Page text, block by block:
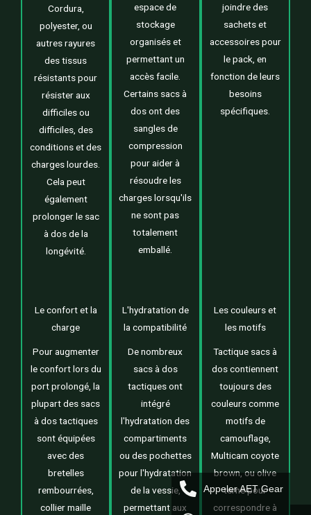
Cordura,
polyester, ou
autres rayures
des tissus
résistants pour
résister aux
difficiles ou
difficiles, des
conditions et des
charges lourdes.
Cela peut
également
prolonger le sac
à dos de la
longévité.
espace de
stockage
organisés et
permettant un
accès facile.
Certains sacs à
dos ont des
sangles de
compression
pour aider à
résoudre les
charges lorsqu'ils
ne sont pas
totalement
emballé.
joindre des
sachets et
accessoires pour
le pack, en
fonction de leurs
besoins
spécifiques.
Le confort et la
charge
Pour augmenter
le confort lors du
port prolongé, la
plupart des sacs
à dos tactiques
sont équipées
avec des
bretelles
rembourrées,
collier maille
L'hydratation de
la compatibilité
De nombreux
sacs à dos
tactiques ont
intégré
l'hydratation des
compartiments
ou des pochettes
pour l'hydratation
de la vessie,
permettant aux
Les couleurs et
les motifs
Tactique sacs à
dos contiennent
toujours des
couleurs comme
motifs de
camouflage,
Multicam coyote
brown, ou olive
terne pour
correspondre à
Appeler AET Gear